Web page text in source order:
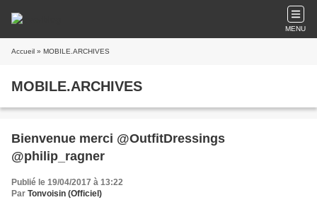
MENU
Accueil » MOBILE.ARCHIVES
MOBILE.ARCHIVES
Bienvenue merci @OutfitDressings
@philip_ragner
Publié le 19/04/2017 à 13:22
Par Tonvoisin (Officiel)